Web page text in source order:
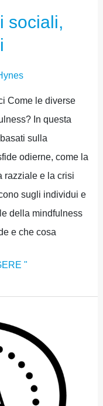
sociali,
Come le diverse
In questa
sulla
odierne, come la
razziale e la crisi
sugli individui e
della mindfulness
e che cosa
"